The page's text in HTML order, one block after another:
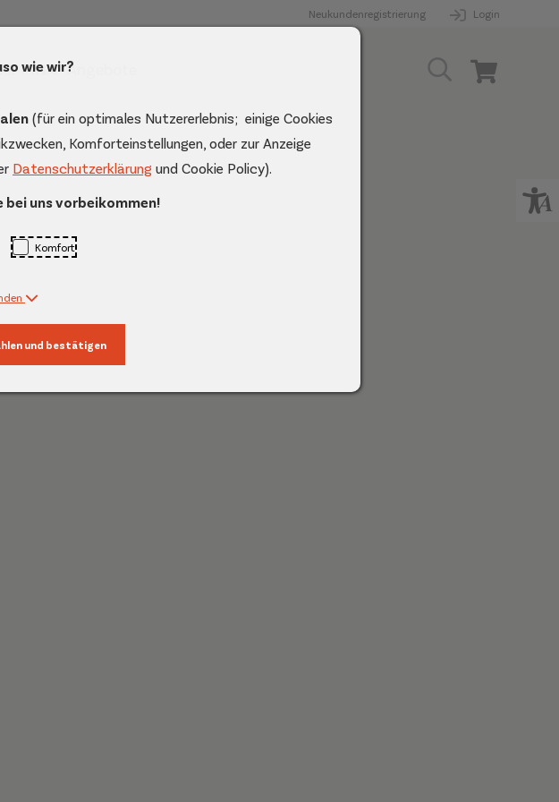
Neukundenregistrierung Login
PINA Angebote Suche Warenkorb
wie wir?
(für ein optimales Nutzererlebnis; einige Cookies
Komforteinstellungen, oder zur Anzeige
Datenschutzerklärung und Cookie Policy).
uns vorbeikommen!
Komfort
und bestätigen